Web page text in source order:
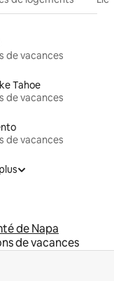
de vacances
Tahoe
de vacances
de vacances
de Napa
de vacances